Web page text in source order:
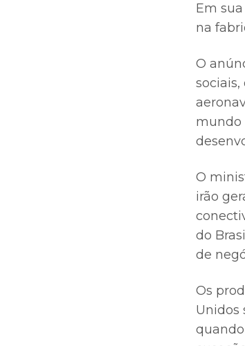
Em
na
O
mundo
O
irão
do
de
Os
Unidos